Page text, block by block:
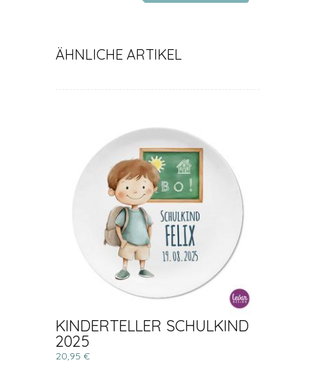
ÄHNLICHE ARTIKEL
KINDERTELLER SCHULKIND
2025
20,95 €